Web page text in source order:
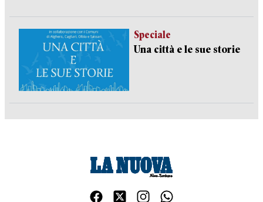
Speciale
Una città e le sue storie